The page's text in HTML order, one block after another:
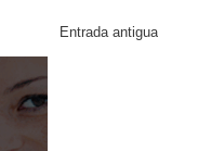
Entrada antigua